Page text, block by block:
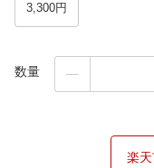
3,300円
数量
楽